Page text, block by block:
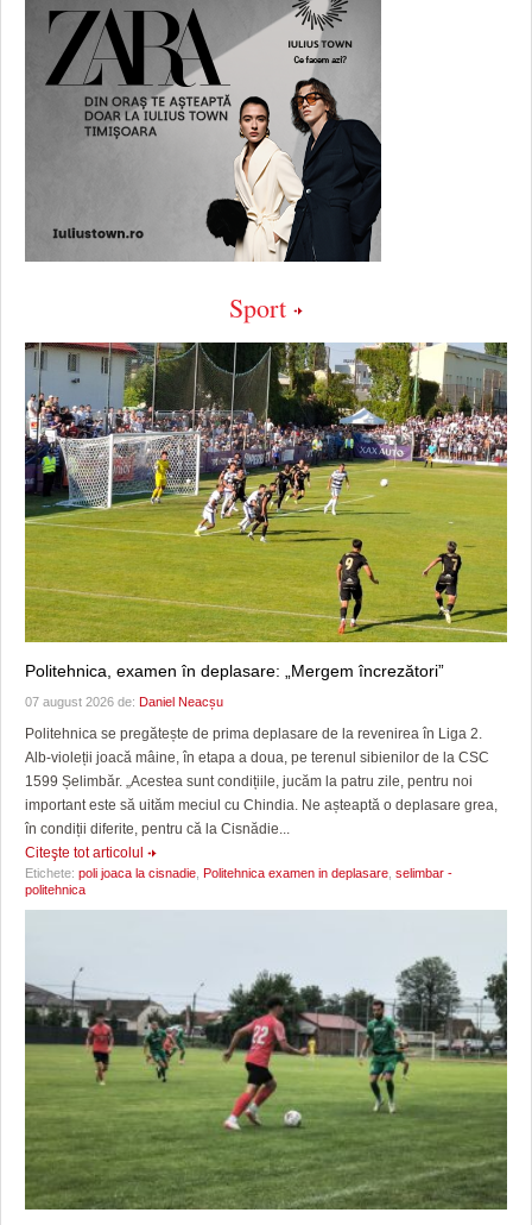
Sport
Politehnica, examen în deplasare: „Mergem încrezători”
07 august 2026 de: Daniel Neacșu
Politehnica se pregătește de prima deplasare de la revenirea în Liga 2.
Alb-violeții joacă mâine, în etapa a doua, pe terenul sibienilor de la CSC
1599 Șelimbăr. „Acestea sunt condițiile, jucăm la patru zile, pentru noi
important este să uităm meciul cu Chindia. Ne așteaptă o deplasare grea,
în condiții diferite, pentru că la Cisnădie...
Citeşte tot articolul
Etichete: poli joaca la cisnadie Politehnica examen in deplasare selimbar -
politehnica